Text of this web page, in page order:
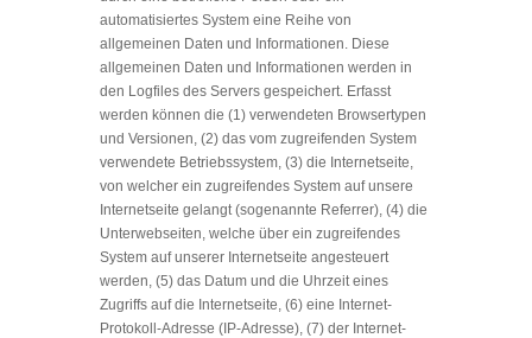
automatisiertes System eine Reihe von
allgemeinen Daten und Informationen. Diese
allgemeinen Daten und Informationen werden in
den Logfiles des Servers gespeichert. Erfasst
werden können die (1) verwendeten Browsertypen
und Versionen, (2) das vom zugreifenden System
verwendete Betriebssystem, (3) die Internetseite,
von welcher ein zugreifendes System auf unsere
Internetseite gelangt (sogenannte Referrer), (4) die
Unterwebseiten, welche über ein zugreifendes
System auf unserer Internetseite angesteuert
werden, (5) das Datum und die Uhrzeit eines
Zugriffs auf die Internetseite, (6) eine Internet-
Protokoll-Adresse (IP-Adresse), (7) der Internet-